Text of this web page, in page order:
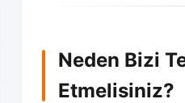
Neden Bizi
Etmelisiniz?